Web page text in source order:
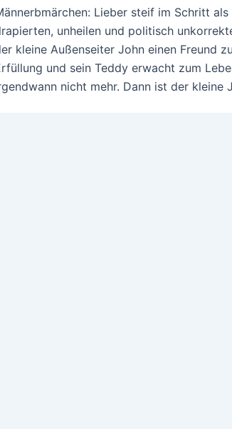
Lieber steif im Schritt
unheilen und politisch
kleine Außenseiter John einen Freund
und sein Teddy erwacht zum
nicht mehr. Dann ist der kleine